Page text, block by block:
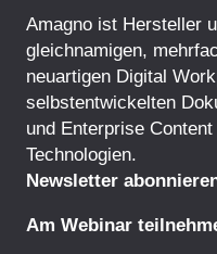
Amagno ist Hersteller
gleichnamigen,
neuartigen Digital
selbstentwickelten
und Enterprise
Technologien.
Newsletter
Am Webinar